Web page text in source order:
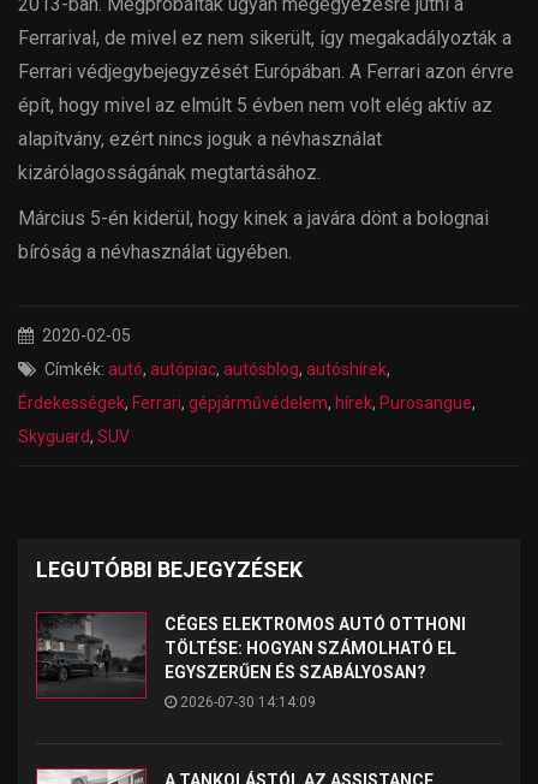
Ferrarival, de mivel ez nem sikerült, így megakadályozták a
Ferrari védjegybejegyzését Európában. A Ferrari azon érvre
épít, hogy mivel az elmúlt 5 évben nem volt elég aktív az
alapítvány, ezért nincs joguk a névhasználat
kizárólagosságának megtartásához.
Március 5-én kiderül, hogy kinek a javára dönt a bolognai
bíróság a névhasználat ügyében.
2020-02-05
Címkék: autó, autópiac, autósblog, autóshírek,
Érdekességek, Ferrari, gépjárművédelem, hírek, Purosangue,
Skyguard, SUV
LEGUTÓBBI BEJEGYZÉSEK
CÉGES ELEKTROMOS AUTÓ OTTHONI
TÖLTÉSE: HOGYAN SZÁMOLHATÓ EL
EGYSZERŰEN ÉS SZABÁLYOSAN?
2026-07-30 14:14:09